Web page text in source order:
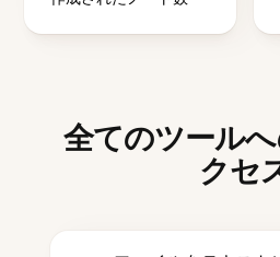
全てのツール
クセ